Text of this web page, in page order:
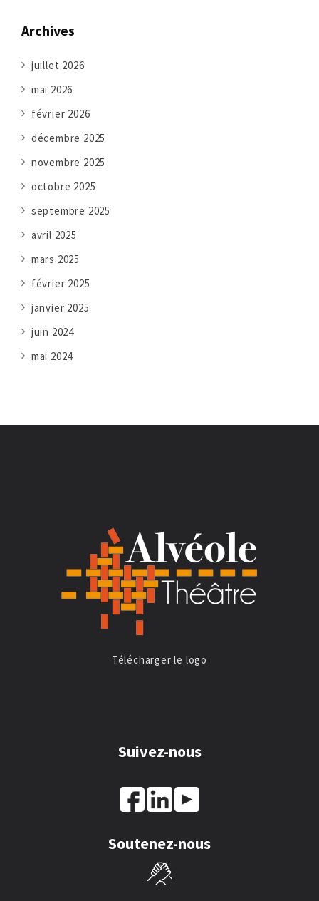
Archives
juillet 2026
mai 2026
février 2026
décembre 2025
novembre 2025
octobre 2025
septembre 2025
avril 2025
mars 2025
février 2025
janvier 2025
juin 2024
mai 2024
Télécharger le logo
Suivez-nous
Soutenez-nous